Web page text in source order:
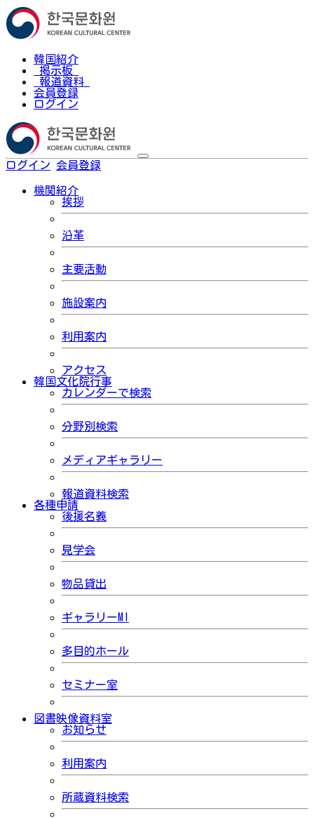
韓国紹介
掲示板
報道資料
会員登録
ログイン
ログイン 会員登録
機関紹介
挨拶
沿革
主要活動
施設案内
利用案内
アクセス
韓国文化院行事
カレンダーで検索
分野別検索
メディアギャラリー
報道資料検索
各種申請
後援名義
見学会
物品貸出
ギャラリーMI
多目的ホール
セミナー室
図書映像資料室
お知らせ
利用案内
所蔵資料検索